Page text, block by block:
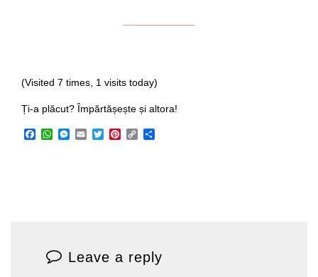
(Visited 7 times, 1 visits today)
Ți-a plăcut? Împărtășește și altora!
Facebook
WhatsApp
Messenger
EmailTwitterPinterest
Copy
Leave a reply